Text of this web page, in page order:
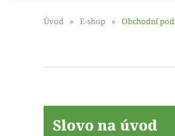
Úvod E-shop Obchodní
Slovo na úvod